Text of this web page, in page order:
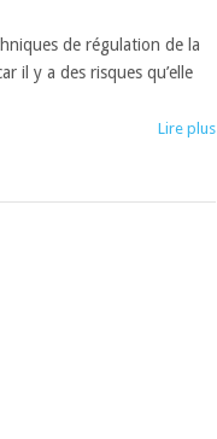
de régulation de la
il y a des risques qu’elle
Lire plus